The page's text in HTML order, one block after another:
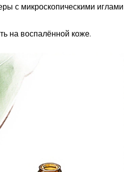
с микроскопическими иглами
на воспалённой коже.